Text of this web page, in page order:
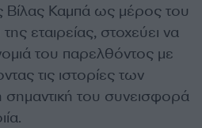
Βίλας Καμπά ως μέρος του
εταιρείας, στοχεύει να
του παρελθόντος με
τις ιστορίες των
του συνεισφορά